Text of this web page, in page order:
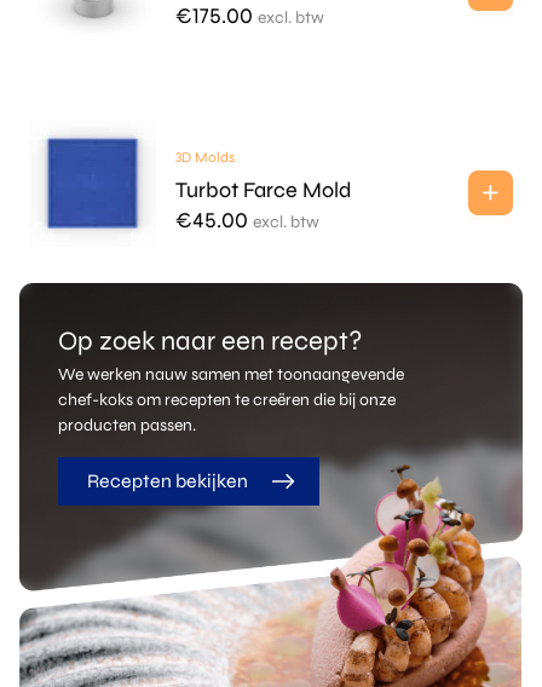
€175.00 excl. btw
3D Molds
Turbot Farce Mold
€45.00 excl. btw
Op zoek naar een recept?
We werken nauw samen met toonaangevende
chef-koks om recepten te creëren die bij onze
producten passen.
Recepten bekijken